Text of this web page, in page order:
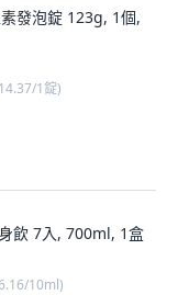
發泡錠 123g, 1個,
1錠)
飲 7入, 700ml, 1盒
10ml)